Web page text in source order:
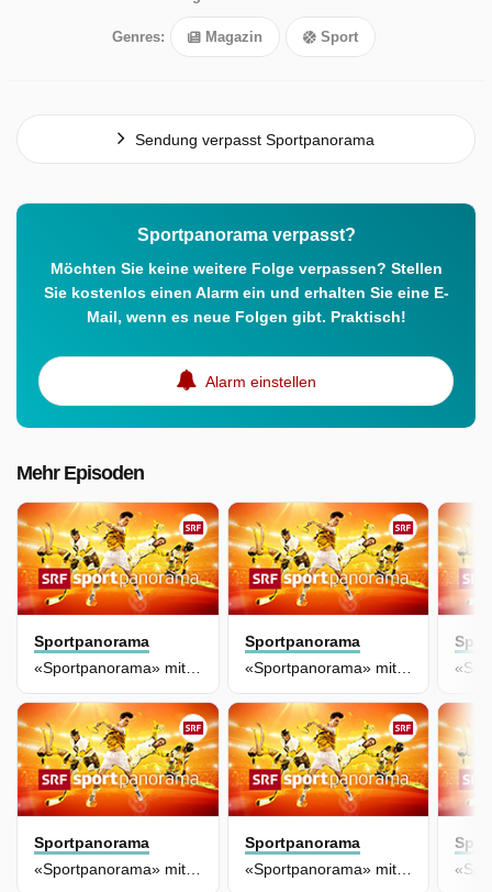
Genres: Magazin Sport
Sendung verpasst Sportpanorama
Sportpanorama verpasst?
Möchten Sie keine weitere Folge verpassen? Stellen
Sie kostenlos einen Alarm ein und erhalten Sie eine E-
Mail, wenn es neue Folgen gibt. Praktisch!
Alarm einstellen
Mehr Episoden
Sportpanorama
«Sportpanorama» mit Studiogästen Alena und Dimitri Marx
Sportpanorama
«Sportpanorama» mit Studiogast Niederhäuser
Sportpanorama
Sportpanorama
«Sportpanorama» mit Studiogast Lara Heini